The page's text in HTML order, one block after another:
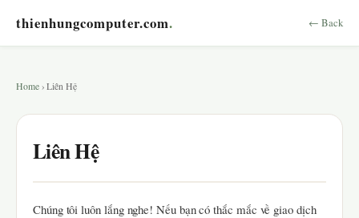
thienhungcomputer.com. ← Back
Home› Liên Hệ
Liên Hệ
Chúng tôi luôn lắng nghe! Nếu bạn có thắc mắc về giao dịch